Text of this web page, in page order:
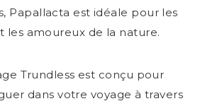
Papallacta est idéale pour les
les amoureux de la nature.
Trundless est conçu pour
dans votre voyage à travers